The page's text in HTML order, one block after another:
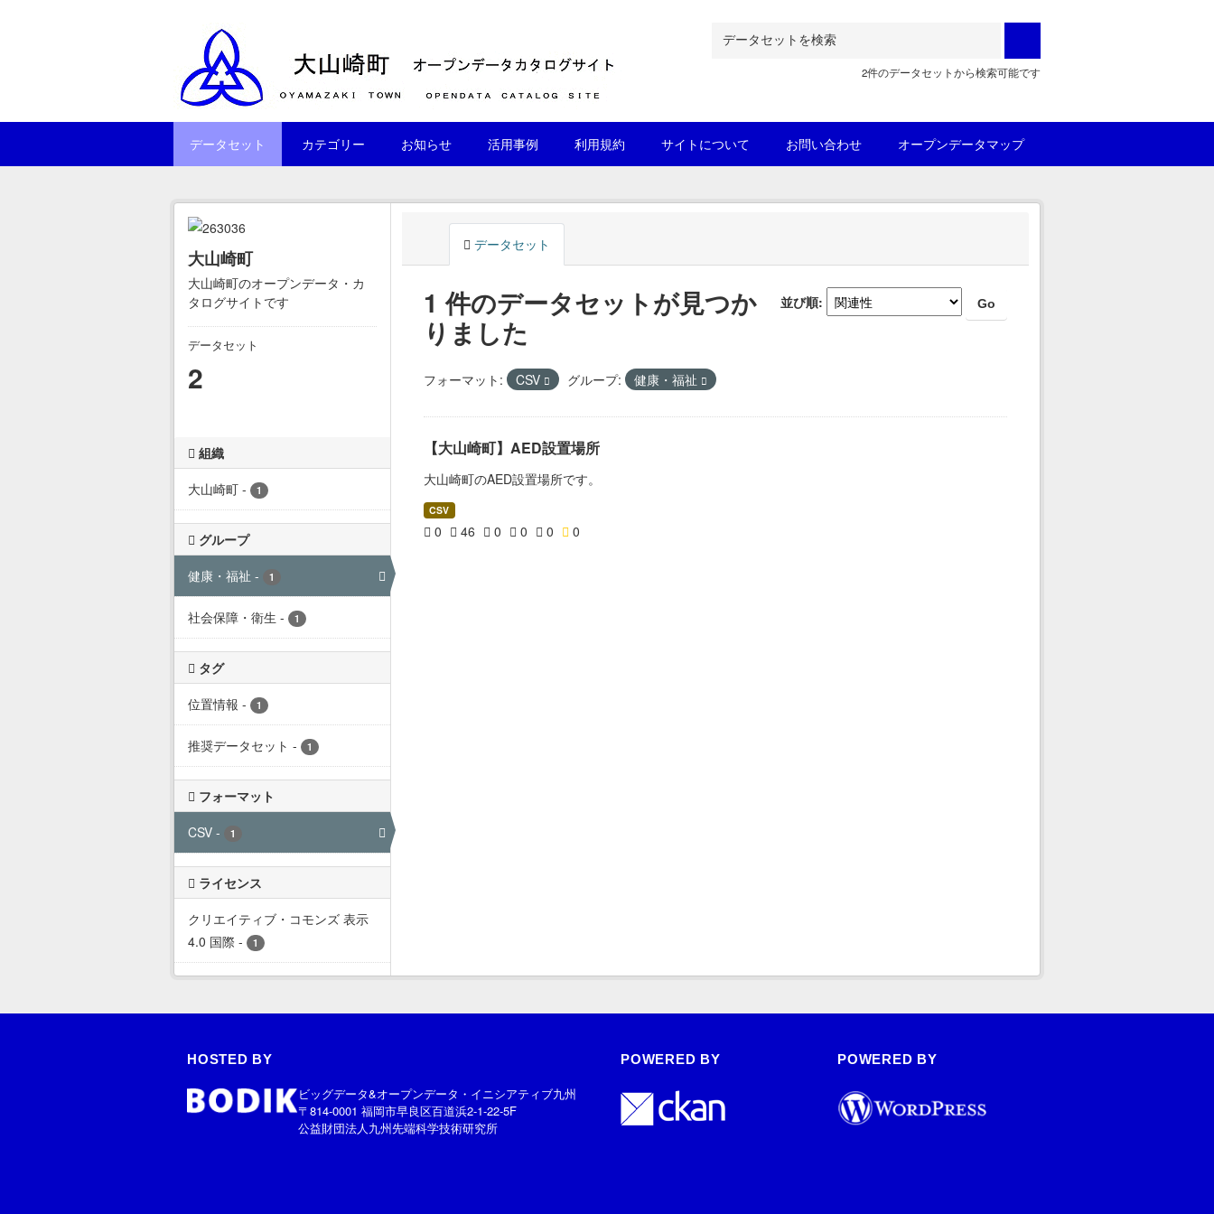
2件のデータセットから検索可能です
データセット カテゴリー お知らせ 活用事例 利用規約 サイトについて お問い合わせ オープンデータマップ
大山崎町
大山崎町のオープンデータ・カ
タログサイトです
データセット
2
組織
大山崎町 - 1
グループ
健康・福祉 - 1
社会保障・衛生 - 1
タグ
位置情報 - 1
推奨データセット - 1
フォーマット
CSV - 1
ライセンス
クリエイティブ・コモンズ 表示
4.0 国際 - 1
データセット
並び順 Go
1 件のデータセットが見つか
りました
フォーマット: CSV グループ: 健康・福祉
【大山崎町】AED設置場所
大山崎町のAED設置場所です。
CSV
0 46 0 0 0 0
HOSTED BY
ビッグデータ&オープンデータ・イニシアティブ九州
〒814-0001 福岡市早良区百道浜2-1-22-5F
公益財団法人九州先端科学技術研究所
POWERED BY POWERED BY